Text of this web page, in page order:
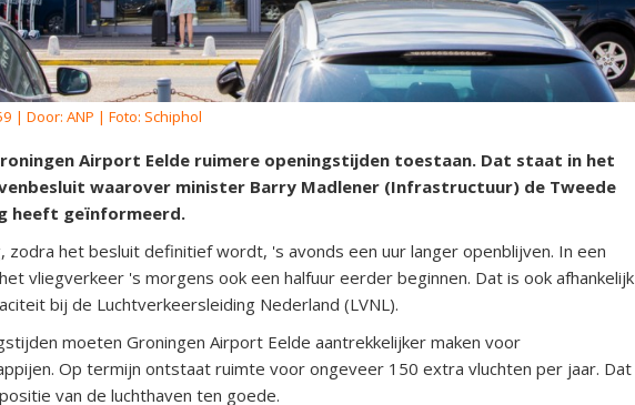
| Door: ANP | Foto: Schiphol
Airport Eelde ruimere openingstijden toestaan. Dat staat in het
waarover minister Barry Madlener (Infrastructuur) de Tweede
heeft geïnformeerd.
zodra het besluit definitief wordt, 's avonds een uur langer openblijven. In een
vliegverkeer 's morgens ook een halfuur eerder beginnen. Dat is ook afhankelijk
bij de Luchtverkeersleiding Nederland (LVNL).
moeten Groningen Airport Eelde aantrekkelijker maken voor
Op termijn ontstaat ruimte voor ongeveer 150 extra vluchten per jaar. Dat
van de luchthaven ten goede.